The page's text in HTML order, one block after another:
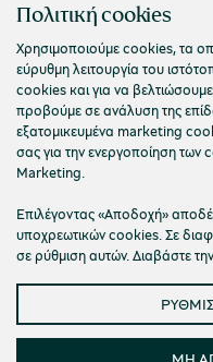
Συχνές ερωτήσεις
Επικοινωνήστε μαζί μας
Πολιτική cookies
Χρησιμοποιούμε cookies, τα
εύρυθμη λειτουργία του
cookies και για να
προβούμε σε ανάλυση της
εξατομικευμένα marketing
σας για την ενεργοποίηση των
Marketing.
Επιλέγοντας «Αποδοχή»
υποχρεωτικών cookies. Σε
σε ρύθμιση αυτών. Διαβάστε την